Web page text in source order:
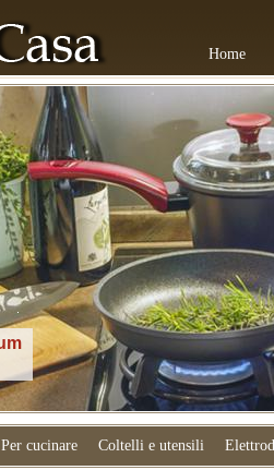
Home
Per cucinare Coltelli e utensili